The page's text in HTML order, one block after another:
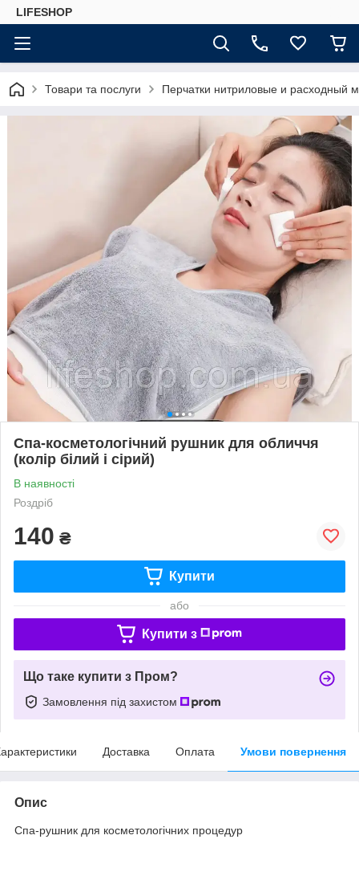
LIFESHOP
Товари та послуги Перчатки нитриловые и расходный
Спа-косметологічний рушник для обличчя
(колір білий і сірий)
В наявності
Роздріб
140 ₴
Купити
або
Купити з
Що таке купити з Пром?
Замовлення під захистом
Доставка Оплата Умови повернення
Опис
Спа-рушник для косметологічних процедур